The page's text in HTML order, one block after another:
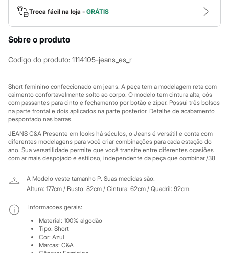
Cintos
Óculos
Relógios
Calçados
Chinelos
Rasteirinhas
Sapatilhas
Tênis
Marcas
City
Clock House
Mindset
Sawary
Yessica
Moda esportiva
Blusas
Calçados
Shorts e Bermudas
Tops
Moda íntima
Calcinhas
Cintas e Modeladores
Troca fácil na loja - GRÁTIS
Sobre o produto
Codigo do produto: 1114105-jeans_es_r
Short feminino confeccionado em jeans. A peça tem a modelagem reta com
caimento confortavelmente solto ao corpo. O modelo tem cintura alta, cós
com passantes para cinto e fechamento por botão e zíper. Possui três bolsos
na parte frontal e dois aplicados na parte posterior. Detalhe de acabamento
pespontado nas barras.
JEANS C&A Presente em looks há séculos, o Jeans é versátil e conta com
diferentes modelagens para você criar combinações para cada estação do
ano. Sua versatilidade permite que você transite entre diferentes ocasiões
com ar mais despojado e estiloso, independente da peça que combinar./38
A Modelo veste tamanho P. Suas medidas são:
Altura: 177cm / Busto: 82cm / Cintura: 62cm / Quadril: 92cm.
Informacoes gerais:
Material: 100% algodão
Tipo: Short
Cor: Azul
Marcas: C&A